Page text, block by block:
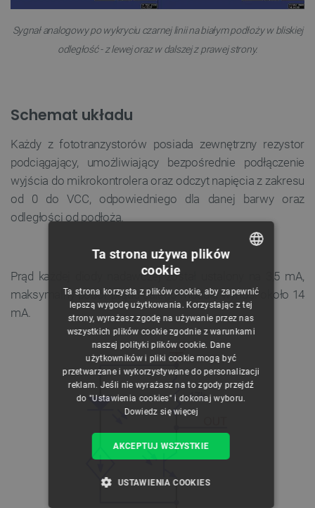
Sygnał analogowy po wykryciu czarnej linii na białym podłoży w bliskiej
odległość - z lewej oraz w dalszej z prawej strony.
Schemat układu
Każdy z fototranzystorów posiada zewnętrzny rezystor
podciągający, umożliwiający bezpośrednie podłączenie
wyjścia do mikrokontrolera oraz odczyt napięcia z zakresu
od 0 do VCC, odpowiedniego dla danej barwy oraz
odległości od podłoża.
Prąd każdej diody nadawczej został ustalony na 3,5 mA,
maksymalny pobór prądu całego modułu wynosi około 14
mA.
CZECH
ENGLISH
GERMAN
Ta strona używa plików
cookie
Ta strona korzysta z plików cookie, aby zapewnić
lepszą wygodę użytkowania. Korzystając z tej
strony, wyrażasz zgodę na używanie przez nas
wszystkich plików cookie zgodnie z warunkami
naszej polityki plików cookie. Dane
użytkowników i pliki cookie mogą być
przetwarzane i wykorzystywane do personalizacji
reklam. Jeśli nie wyrażasz na to zgody przejdź
do "Ustawienia cookies" i dokonaj wyboru.
Dowiedz się więcej
AKCEPTUJ WSZYSTKIE
USTAWIENIA COOKIES